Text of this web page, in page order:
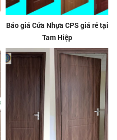
Báo giá Cửa Nhựa CPS giá rẻ tại
Tam Hiệp